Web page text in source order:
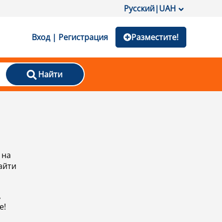
Русский|UAH
Вход | Регистрация Разместите!
Найти